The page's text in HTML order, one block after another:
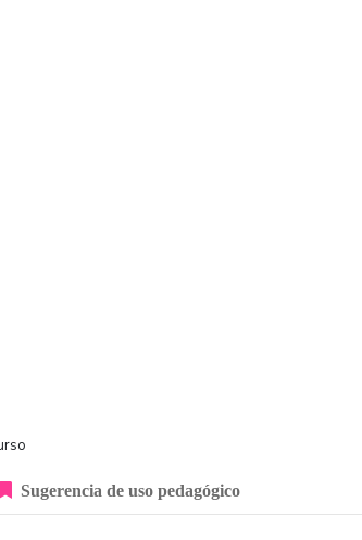
Sugerencia de uso pedagógico